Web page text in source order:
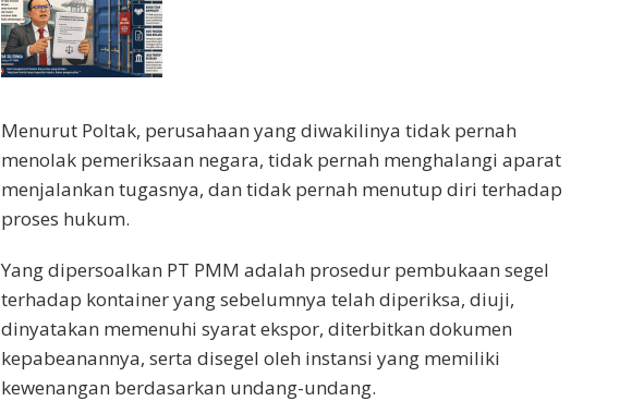
Menurut Poltak, perusahaan yang diwakilinya tidak pernah
menolak pemeriksaan negara, tidak pernah menghalangi aparat
menjalankan tugasnya, dan tidak pernah menutup diri terhadap
proses hukum.
Yang dipersoalkan PT PMM adalah prosedur pembukaan segel
terhadap kontainer yang sebelumnya telah diperiksa, diuji,
dinyatakan memenuhi syarat ekspor, diterbitkan dokumen
kepabeanannya, serta disegel oleh instansi yang memiliki
kewenangan berdasarkan undang-undang.